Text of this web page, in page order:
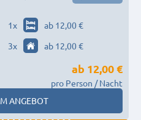
1x
ab 12,00 €
3x ab 12,00 €
ab 12,00 €
pro Person / Nacht
ANGEBOT